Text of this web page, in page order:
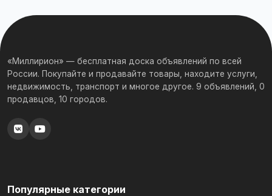
«Миллирион» — бесплатная доска объявлений по всей
России. Покупайте и продавайте товары, находите услуги,
недвижимость, транспорт и многое другое. 9 объявлений, 0
продавцов, 10 городов.
Популярные категории